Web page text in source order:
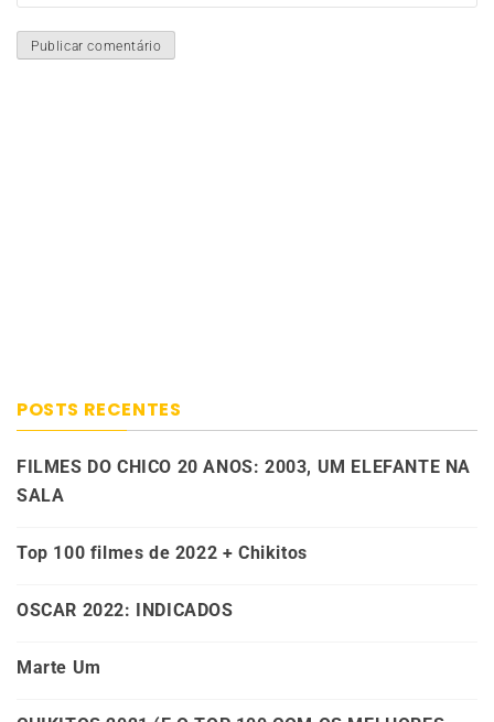
POSTS RECENTES
FILMES DO CHICO 20 ANOS: 2003, UM ELEFANTE NA
SALA
Top 100 filmes de 2022 + Chikitos
OSCAR 2022: INDICADOS
Marte Um